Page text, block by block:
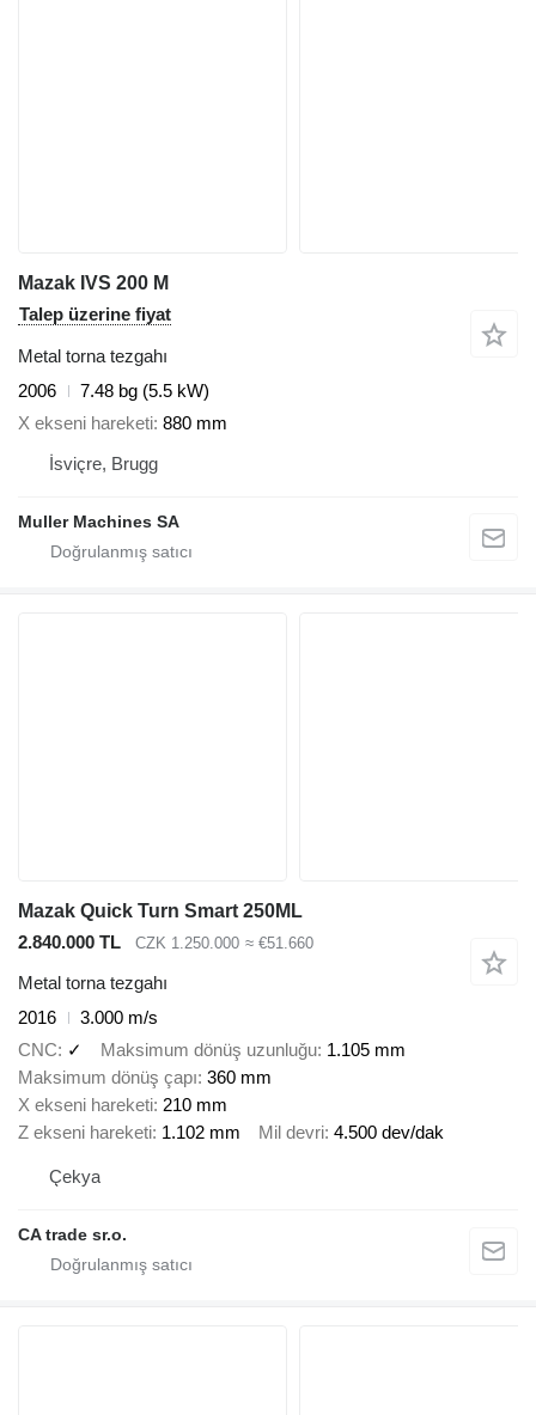
Mazak IVS 200 M
Talep üzerine fiyat
Metal torna tezgahı
2006
7.48 bg (5.5 kW)
X ekseni hareketi 880 mm
İsviçre, Brugg
Muller Machines SA
Mazak Quick Turn Smart 250ML
2.840.000 TL
CZK 1.250.000 ≈ €51.660
Metal torna tezgahı
2016
3.000 m/s
CNC
✓ Maksimum dönüş uzunluğu 1.105 mm
Maksimum dönüş çapı 360 mm
X ekseni hareketi 210 mm
Z ekseni hareketi 1.102 mm Mil devri 4.500 dev/dak
Çekya
CA trade sr.o.